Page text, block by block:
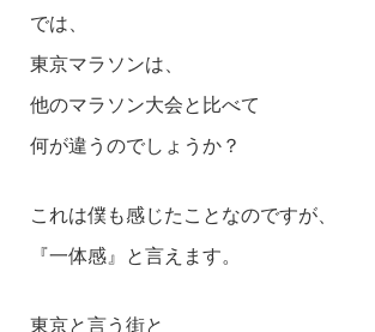
では、
東京マラソンは、
他のマラソン大会と比べて
何が違うのでしょうか？
これは僕も感じたことなのですが、
『一体感』と言えます。
東京と言う街と